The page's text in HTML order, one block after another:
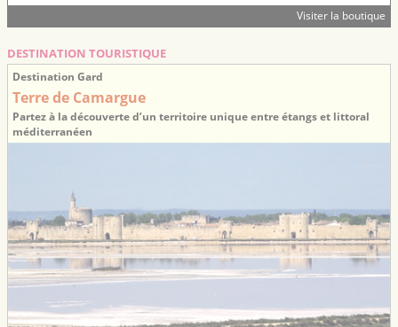
Visiter la boutique
DESTINATION TOURISTIQUE
Destination Gard
Terre de Camargue
Partez à la découverte d’un territoire unique entre étangs et littoral
méditerranéen